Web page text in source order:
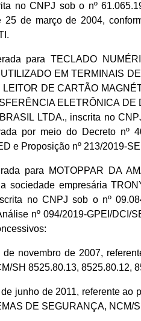
no CNPJ sob o nº
25 de março de 2004,
para TECLADO
EM TERMINAIS
LEITOR DE CARTÃO
ELETRÔNICA
LTDA., inscrita no
por meio do Decreto nº
e Proposição nº 213/2019-
para MOTOPPAR DA
sociedade empresária
no CNPJ sob o nº
nº 094/2019-GPEI/DCI/
de novembro de 2007,
SH 8525.80.13, 8525.80.12,
de junho de 2011, referente
DE SEGURANÇA, NCM/